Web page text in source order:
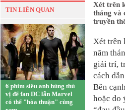
TIN LIÊN QUAN
6 phim siêu anh hùng thú
vị để fan DC lẫn Marvel
có thể "hòa thuận" cùng
Xét trên
tháng và
truyền
Xét trên
năm
giải trí,
cách
Bên
hoặc do